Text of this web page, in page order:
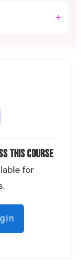
this course
for